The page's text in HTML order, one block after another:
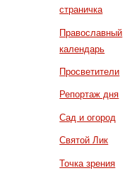
страничка
Православный
календарь
Просветители
Репортаж дня
Сад и огород
Святой Лик
Точка зрения